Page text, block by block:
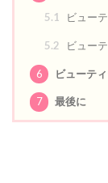
5.1
ビュー
5.2 ビュー
6 ビューテ
7 最後に